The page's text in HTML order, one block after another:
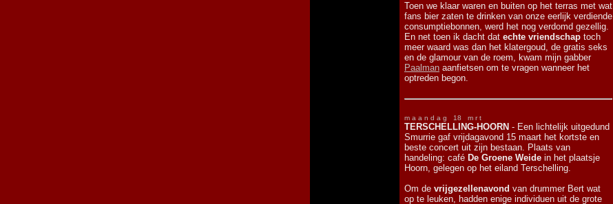
Toen we klaar waren en buiten op het terras met wat
fans bier zaten te drinken van onze eerlijk verdiende
consumptiebonnen, werd het nog verdomd gezellig.
En net toen ik dacht dat echte vriendschap toch
meer waard was dan het klatergoud, de gratis seks
en de glamour van de roem, kwam mijn gabber
Paalman aanfietsen om te vragen wanneer het
optreden begon.
m a a n d a g 18 m r t
TERSCHELLING-HOORN - Een lichtelijk uitgedund
Smurrie gaf vrijdagavond 15 maart het kortste en
beste concert uit zijn bestaan. Plaats van
handeling: café De Groene Weide in het plaatsje
Hoorn, gelegen op het eiland Terschelling.
Om de vrijgezellenavond van drummer Bert wat
op te leuken, hadden enige individuen uit de grote